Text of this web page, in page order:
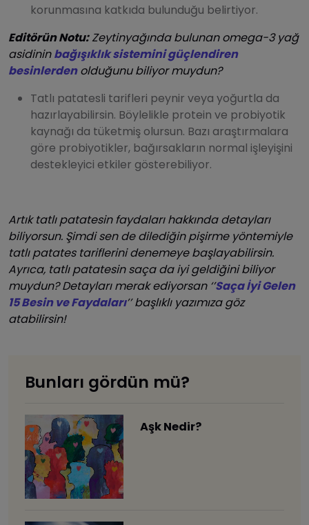
korunmasına katkıda bulunduğu belirtiyor.
Editörün Notu:Zeytinyağında bulunan omega-3 yağ
asidininbağışıklık sistemini güçlendiren
besinlerdenolduğunu biliyor muydun?
Tatlı patatesli tarifleri peynir veya yoğurtla da
hazırlayabilirsin. Böylelikle protein ve probiyotik
kaynağı da tüketmiş olursun. Bazı araştırmalara
göre probiyotikler, bağırsakların normal işleyişini
destekleyici etkiler gösterebiliyor.
Artık tatlı patatesin faydaları hakkında detayları
biliyorsun. Şimdi sen de dilediğin pişirme yöntemiyle
tatlı patates tariflerini denemeye başlayabilirsin.
Ayrıca, tatlı patatesin saça da iyi geldiğini biliyor
muydun? Detayları merak ediyorsan ‘’Saça İyi Gelen
15 Besin ve Faydaları’’ başlıklı yazımıza göz
atabilirsin!
Bunları gördün mü?
Aşk Nedir?